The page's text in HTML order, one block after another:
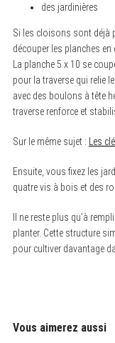
des jardinières
Si les cloisons sont déjà
découper les planches
La planche 5 x 10 se
pour la traverse qui relie
avec des boulons à tête
traverse renforce et
Sur le même sujet : Les
Ensuite, vous fixez les
quatre vis à bois et des
Il ne reste plus qu’à
planter. Cette structure
pour cultiver davantage
Vous aimerez aussi
S
e
r